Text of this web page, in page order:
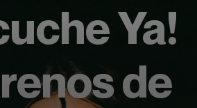
Ya!
de